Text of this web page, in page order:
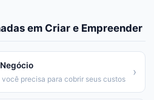
em Criar e Empreender
precisa para cobrir seus custos
›